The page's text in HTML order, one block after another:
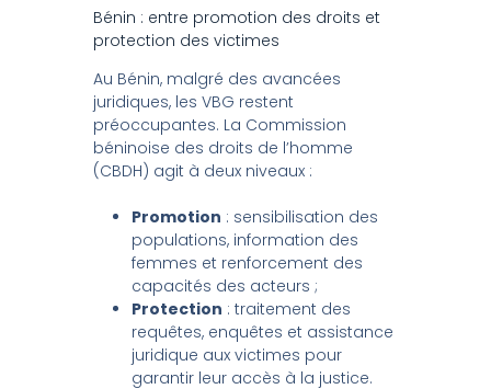
Bénin : entre promotion des droits et
protection des victimes
Au Bénin, malgré des avancées
juridiques, les VBG restent
préoccupantes. La Commission
béninoise des droits de l’homme
(CBDH) agit à deux niveaux :
Promotion : sensibilisation des
populations, information des
femmes et renforcement des
capacités des acteurs ;
Protection : traitement des
requêtes, enquêtes et assistance
juridique aux victimes pour
garantir leur accès à la justice.